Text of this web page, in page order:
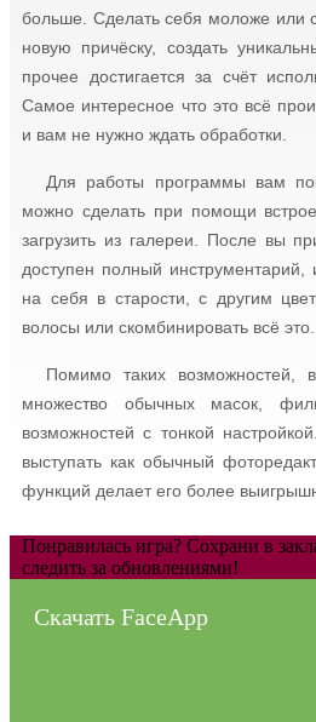
больше. Сделать себя моложе или
новую причёску, создать
прочее достигается за счёт
Самое интересное что это всё
и вам не нужно ждать обработки.
Для работы программы вам
можно сделать при помощи
загрузить из галереи. После вы
доступен полный
на себя в старости, с другим
волосы или скомбинировать всё это.
Помимо таких возможностей,
множество обычных масок,
возможностей с тонкой
выступать как обычный
функций делает его более
Понравилась игра? Сохрани в
следить за обновлениями!
Скачать FaceApp